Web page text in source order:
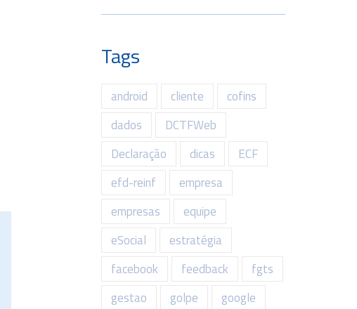
Tags
android cliente
cofins
dados
DCTFWeb
Declaração
dicas
ECF
efd-reinf
empresa
empresas
equipe
eSocial
estratégia
facebook
feedback
fgts
gestao
golpe
google